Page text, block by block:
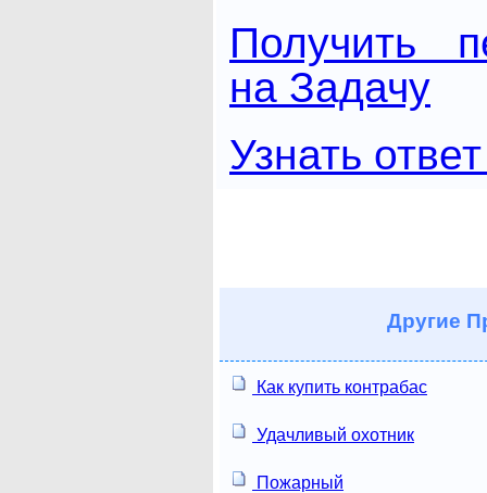
Получить
на Задачу
Узнать
Другие
Как купить контрабас
Удачливый охотник
Пожарный